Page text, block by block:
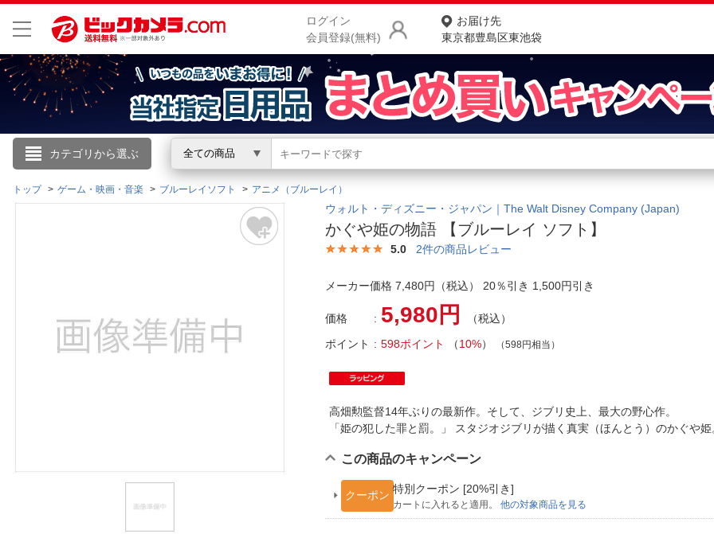
ログイン
会員登録(無料)
お届け先
東京都豊島区東池袋
カテゴリから選ぶ 全ての商品
こんにちは
ログイン
閲覧履歴
商品をさがす
ランキングからさがす
カテゴリ一覧からさがす
お客様サポート
トップ ゲーム・映画・音楽 ブルーレイソフト アニメ（ブルーレイ）
ウォルト・ディズニー・ジャパン｜The Walt Disney Company (Japan)
かぐや姫の物語 【ブルーレイ ソフト】
5.0 2件の商品レビュー
メーカー価格 7,480円（税込） 20％引き 1,500円引き
価格 5,980円
（税込）
ポイント
598ポイント （10%） （598円相当）
高畑勲監督14年ぶりの最新作。そして、ジブリ史上、最大の野心作。
「姫の犯した罪と罰。」 スタジオジブリが描く真実（ほんとう）のかぐ
この商品のキャンペーン
クーポン
特別クーポン [20%引き]
カートに入れると適用。他の対象商品を見る